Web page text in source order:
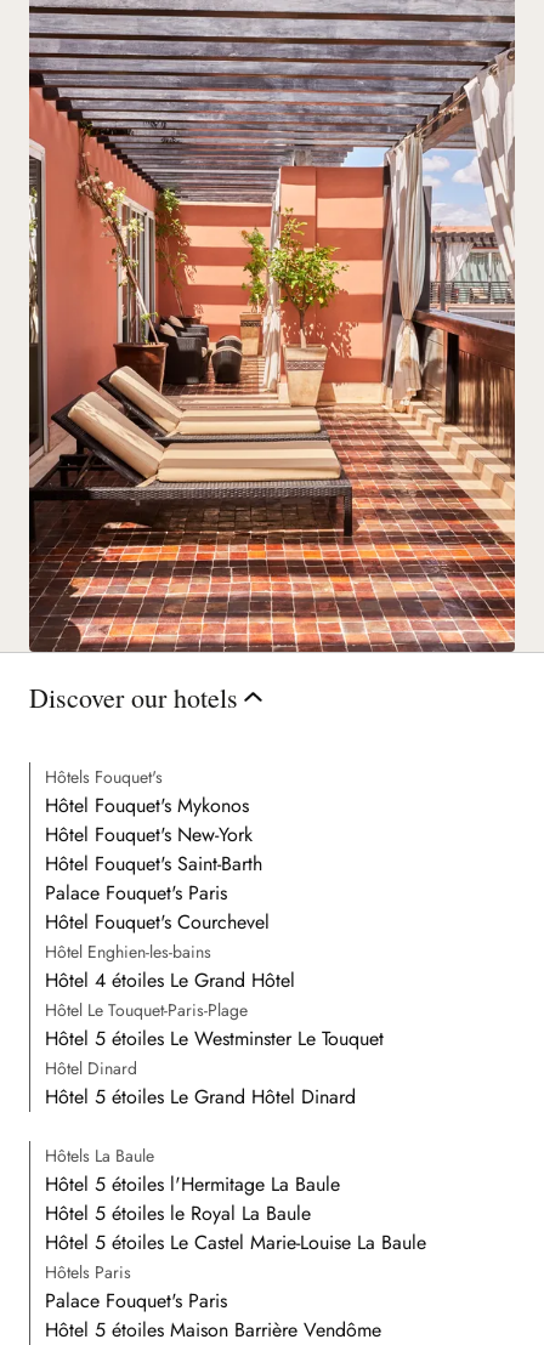
Discover our hotels
Hôtels Fouquet's
Hôtel Fouquet's Mykonos
Hôtel Fouquet's New-York
Hôtel Fouquet's Saint-Barth
Palace Fouquet's Paris
Hôtel Fouquet's Courchevel
Hôtel Enghien-les-bains
Hôtel 4 étoiles Le Grand Hôtel
Hôtel Le Touquet-Paris-Plage
Hôtel 5 étoiles Le Westminster Le Touquet
Hôtel Dinard
Hôtel 5 étoiles Le Grand Hôtel Dinard
Hôtels La Baule
Hôtel 5 étoiles l'Hermitage La Baule
Hôtel 5 étoiles le Royal La Baule
Hôtel 5 étoiles Le Castel Marie-Louise La Baule
Hôtels Paris
Palace Fouquet's Paris
Hôtel 5 étoiles Maison Barrière Vendôme